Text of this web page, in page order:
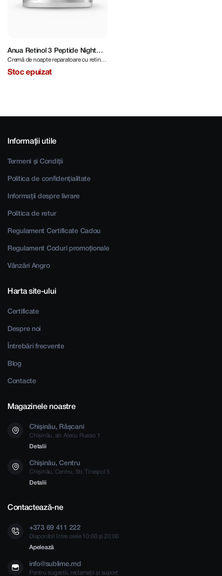
Anua Retinol 3 Peptide Night
Repair Cream 50 g
Cremă de noapte reparatoare cu retinol
și peptide
Stoc epuizat
Informații utile
Termeni și Condiții
Politica de confidențialitate
Informații despre livrare
Politica de retur
Regulament Certificate Cadou
Regulament Coduri promoționale
Vânzări Angro
Harta site-ului
Certificate
Despre noi
Întrebări frecvente
Blog
Contacte
Magazinele noastre
Chișinău, Râșcani
Chișinău, str. Alecu Russo 1
Detalii
Chișinău, Centru
Chișinău, Centru, Str. Tiraspol 5
Detalii
Contactează-ne
+373 69 411 222
Disponibil între orele 10:00 și 20:00
Apelează
info@sublime.md
Pentru sugestii, reclamații și suport